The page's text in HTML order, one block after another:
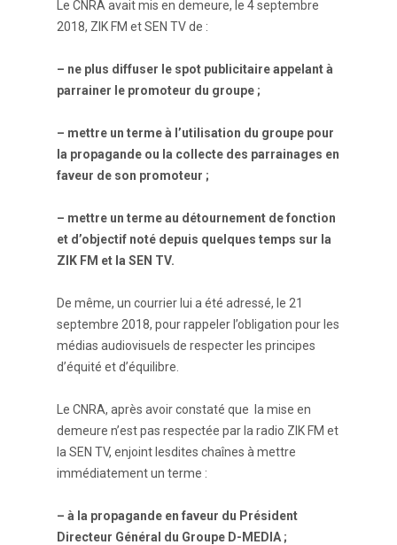
Le CNRA avait mis en demeure, le 4 septembre
2018, ZIK FM et SEN TV de :
– ne plus diffuser le spot publicitaire appelant à
parrainer le promoteur du groupe ;
– mettre un terme à l’utilisation du groupe pour
la propagande ou la collecte des parrainages en
faveur de son promoteur ;
– mettre un terme au détournement de fonction
et d’objectif noté depuis quelques temps sur la
ZIK FM et la SEN TV.
De même, un courrier lui a été adressé, le 21
septembre 2018, pour rappeler l’obligation pour les
médias audiovisuels de respecter les principes
d’équité et d’équilibre.
Le CNRA, après avoir constaté que la mise en
demeure n’est pas respectée par la radio ZIK FM et
la SEN TV, enjoint lesdites chaînes à mettre
immédiatement un terme :
– à la propagande en faveur du Président
Directeur Général du Groupe D-MEDIA ;